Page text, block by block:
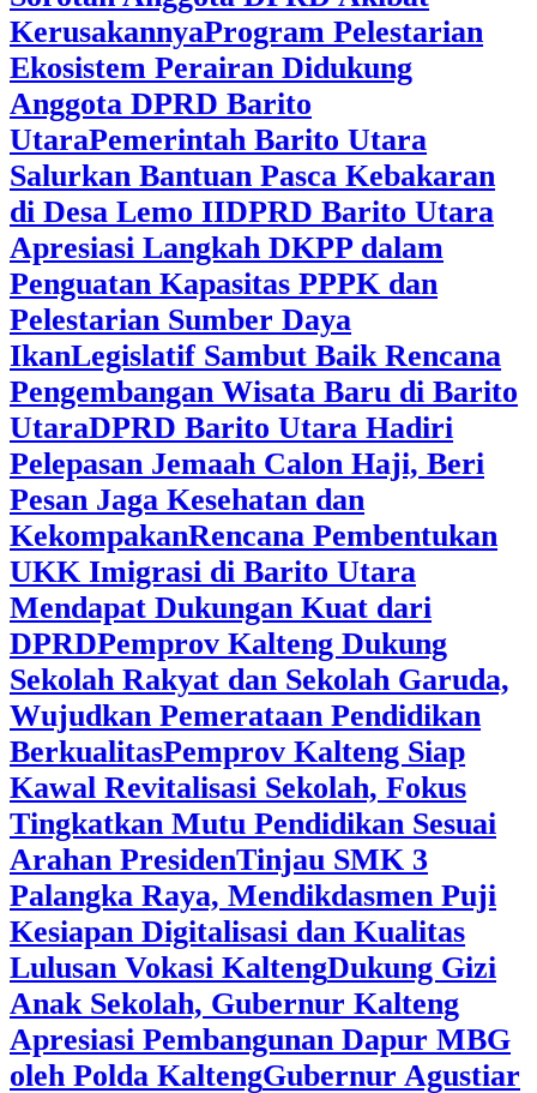
KerusakannyaProgram Pelestarian
Ekosistem Perairan Didukung
Anggota DPRD Barito
UtaraPemerintah Barito Utara
Salurkan Bantuan Pasca Kebakaran
di Desa Lemo IIDPRD Barito Utara
Apresiasi Langkah DKPP dalam
Penguatan Kapasitas PPPK dan
Pelestarian Sumber Daya
IkanLegislatif Sambut Baik Rencana
Pengembangan Wisata Baru di Barito
UtaraDPRD Barito Utara Hadiri
Pelepasan Jemaah Calon Haji, Beri
Pesan Jaga Kesehatan dan
KekompakanRencana Pembentukan
UKK Imigrasi di Barito Utara
Mendapat Dukungan Kuat dari
DPRD‎Pemprov Kalteng Dukung
Sekolah Rakyat dan Sekolah Garuda,
Wujudkan Pemerataan Pendidikan
Berkualitas‎Pemprov Kalteng Siap
Kawal Revitalisasi Sekolah, Fokus
Tingkatkan Mutu Pendidikan Sesuai
Arahan Presiden‎Tinjau SMK 3
Palangka Raya, Mendikdasmen Puji
Kesiapan Digitalisasi dan Kualitas
Lulusan Vokasi Kalteng‎Dukung Gizi
Anak Sekolah, Gubernur Kalteng
Apresiasi Pembangunan Dapur MBG
oleh Polda Kalteng‎Gubernur Agustiar